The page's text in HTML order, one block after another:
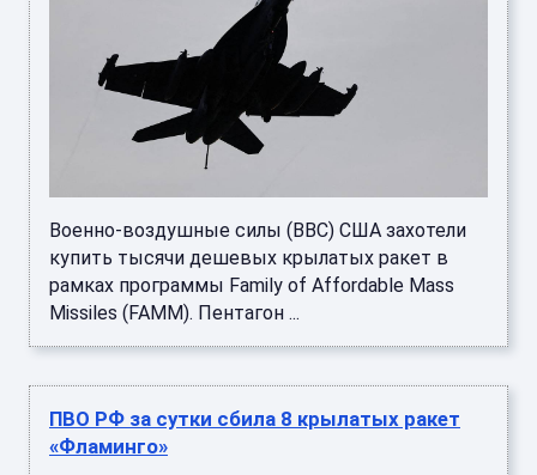
Военно-воздушные силы (ВВС) США захотели
купить тысячи дешевых крылатых ракет в
рамках программы Family of Affordable Mass
Missiles (FAMM). Пентагон ...
ПВО РФ за сутки сбила 8 крылатых ракет
«Фламинго»